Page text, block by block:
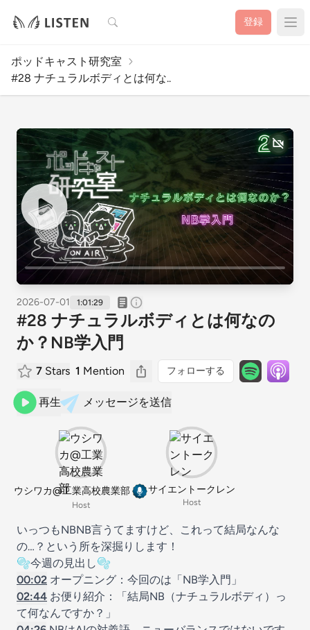
検索 登録
ポッドキャスト研究室
#28 ナチュラルボディとは何な..
2026-07-01 1:01:29
#28 ナチュラルボディとは何なの
か？NB学入門
7 Stars 1 Mention フォローする
再生 メッセージを送信
ウシワカ@工業高校農業部
Host
サイエントークレン
Host
いっつもNBNB言うてますけど、これって結局なんな
の…？という所を深掘りします！
🫧今週の見出し🫧
00:02 オープニング：今回のは「NB学入門」
02:44 お便り紹介：「結局NB（ナチュラルボディ）っ
て何なんですか？」